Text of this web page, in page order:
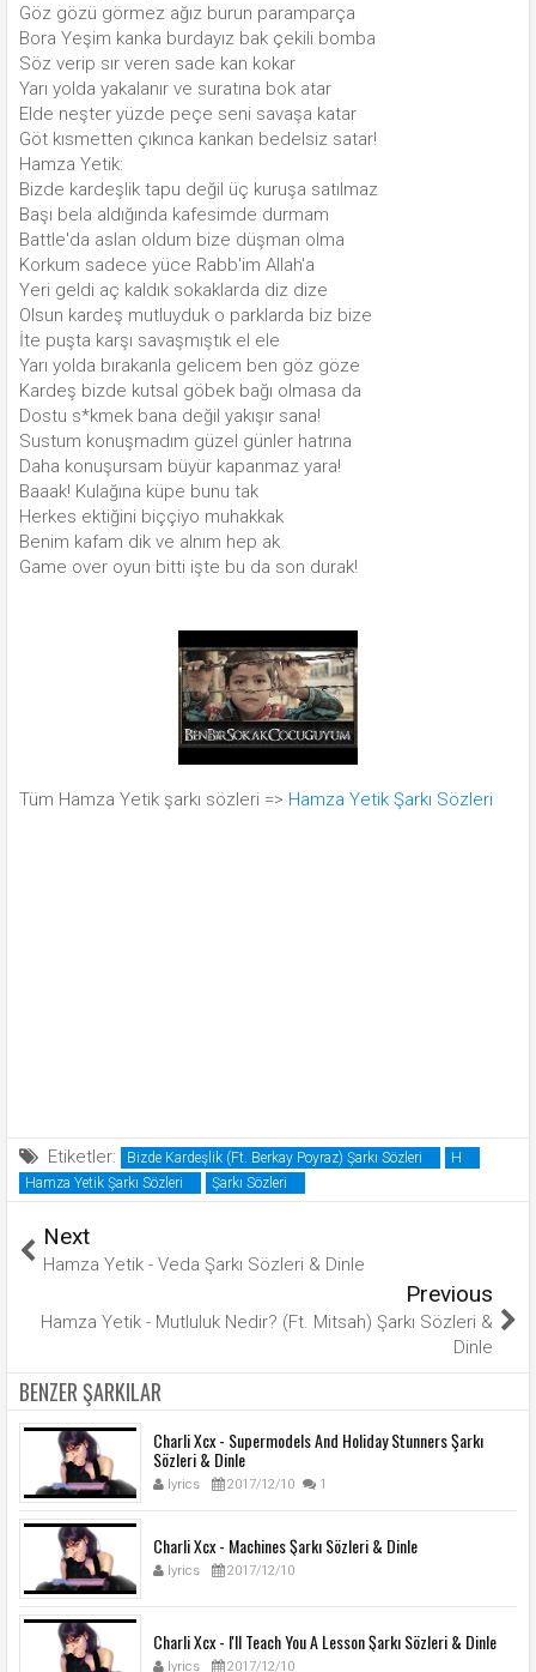
Göz gözü görmez ağız burun paramparça
Bora Yeşim kanka burdayız bak çekili bomba
Söz verip sır veren sade kan kokar
Yarı yolda yakalanır ve suratına bok atar
Elde neşter yüzde peçe seni savaşa katar
Göt kısmetten çıkınca kankan bedelsiz satar!
Hamza Yetik:
Bizde kardeşlik tapu değil üç kuruşa satılmaz
Başı bela aldığında kafesimde durmam
Battle'da aslan oldum bize düşman olma
Korkum sadece yüce Rabb'im Allah'a
Yeri geldi aç kaldık sokaklarda diz dize
Olsun kardeş mutluyduk o parklarda biz bize
İte puşta karşı savaşmıştık el ele
Yarı yolda bırakanla gelicem ben göz göze
Kardeş bizde kutsal göbek bağı olmasa da
Dostu s*kmek bana değil yakışır sana!
Sustum konuşmadım güzel günler hatrına
Daha konuşursam büyür kapanmaz yara!
Baaak! Kulağına küpe bunu tak
Herkes ektiğini biççiyo muhakkak
Benim kafam dik ve alnım hep ak
Game over oyun bitti işte bu da son durak!
Tüm Hamza Yetik şarkı sözleri => Hamza Yetik Şarkı Sözleri
Etiketler: Bizde Kardeşlik (Ft. Berkay Poyraz) Şarkı Sözleri
H
Hamza Yetik Şarkı Sözleri
Şarkı Sözleri
Next
Hamza Yetik - Veda Şarkı Sözleri & Dinle
Previous
Hamza Yetik - Mutluluk Nedir? (Ft. Mitsah) Şarkı Sözleri &
Dinle
BENZER ŞARKILAR
Charli Xcx - Supermodels And Holiday Stunners Şarkı
Sözleri & Dinle
lyrics 2017/12/10 1
Charli Xcx - Machines Şarkı Sözleri & Dinle
lyrics 2017/12/10
Charli Xcx - I'll Teach You A Lesson Şarkı Sözleri & Dinle
lyrics 2017/12/10